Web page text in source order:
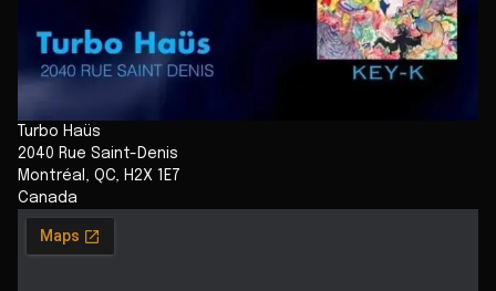
Turbo Haüs
2040 Rue Saint-Denis
Montréal , QC, H2X 1E7
Canada